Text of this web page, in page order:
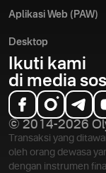
Aplikasi Web (PAW)
Desktop
Ikuti kami
di media
© 2014-2026
Transaksi yang
oleh orang dewasa
dengan instrumen